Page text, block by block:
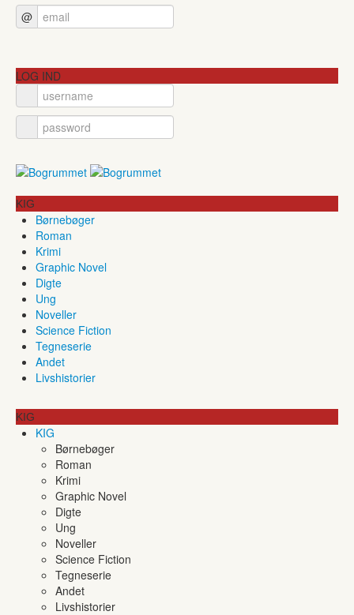
@
LOG IND
KIG
Børnebøger
Roman
Krimi
Graphic Novel
Digte
Ung
Noveller
Science Fiction
Tegneserie
Andet
Livshistorier
KIG
KIG
Børnebøger
Roman
Krimi
Graphic Novel
Digte
Ung
Noveller
Science Fiction
Tegneserie
Andet
Livshistorier